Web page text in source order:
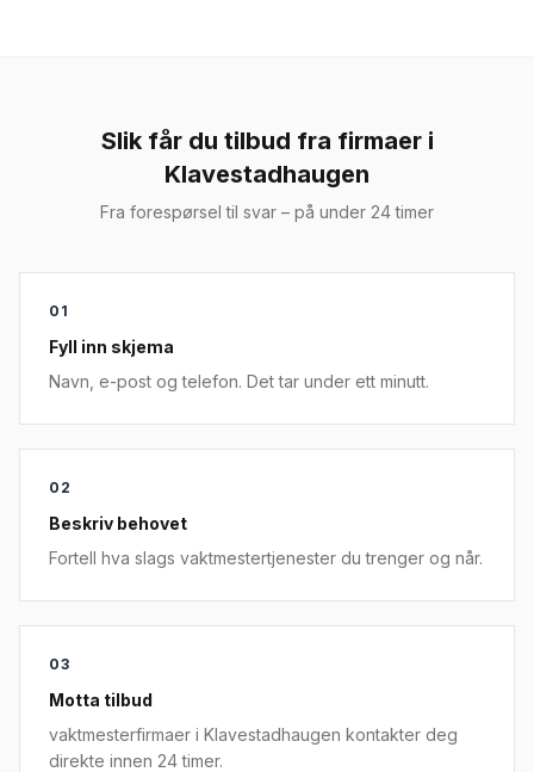
Slik får du tilbud fra firmaer i
Klavestadhaugen
Fra forespørsel til svar – på under 24 timer
01
Fyll inn skjema
Navn, e-post og telefon. Det tar under ett minutt.
02
Beskriv behovet
Fortell hva slags vaktmestertjenester du trenger og når.
03
Motta tilbud
vaktmesterfirmaer i Klavestadhaugen kontakter deg
direkte innen 24 timer.